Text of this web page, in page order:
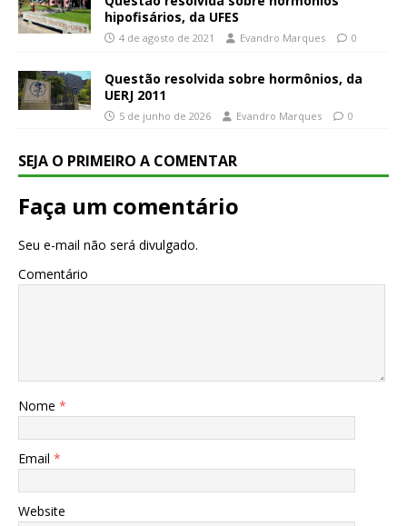
hipofisários, da UFES
4 de agosto de 2021 Evandro Marques 0
Questão resolvida sobre hormônios, da
UERJ 2011
5 de junho de 2026 Evandro Marques 0
SEJA O PRIMEIRO A COMENTAR
Faça um comentário
Seu e-mail não será divulgado.
Comentário
Nome *
Email *
Website